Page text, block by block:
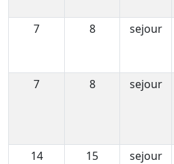
7
8 sejour
7
8 sejour
14
15 sejour